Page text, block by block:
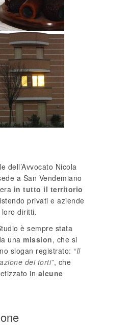
dell’Avvocato Nicola
a San Vendemiano
in tutto il territorio
privati e aziende
diritti.
è sempre stata
una mission, che si
slogan registrato: “Il
dei torti”, che
in alcune